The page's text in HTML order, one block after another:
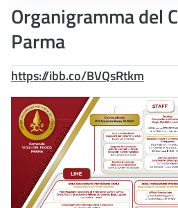
Organigramma del
Parma
https://ibb.co/BVQsRtkm